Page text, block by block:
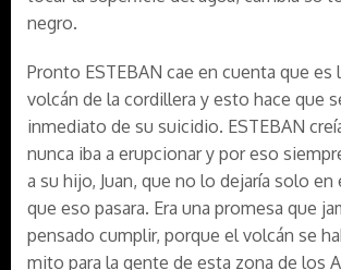
negro.
Pronto ESTEBAN cae en cuenta que es
volcán de la cordillera y esto hace que
inmediato de su suicidio. ESTEBAN
nunca iba a erupcionar y por eso
a su hijo, Juan, que no lo dejaría solo
que eso pasara. Era una promesa que
pensado cumplir, porque el volcán se
mito para la gente de esta zona de los